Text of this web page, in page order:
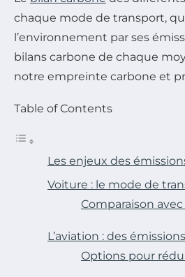
chaque mode de transport,
l’environnement par ses
bilans carbone de chaque
notre empreinte carbone et
Table of Contents
Les enjeux des
Voiture : le mode de
Comparaison
L’aviation : des
Options pour